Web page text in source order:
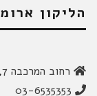
הליקון
רחוב המרכבה 7, חולון, 5885107